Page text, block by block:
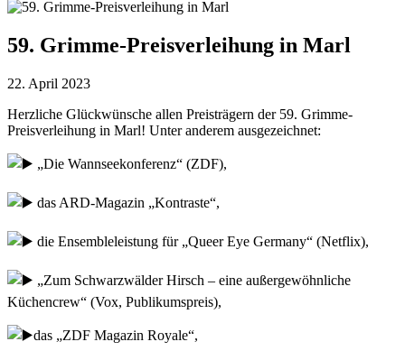
59. Grimme-Preisverleihung in Marl
22. April 2023
Herzliche Glückwünsche allen Preisträgern der 59. Grimme-
Preisverleihung in Marl! Unter anderem ausgezeichnet:
„Die Wannseekonferenz“ (ZDF),
das ARD-Magazin „Kontraste“,
die Ensembleleistung für „Queer Eye Germany“ (Netflix),
„Zum Schwarzwälder Hirsch – eine außergewöhnliche
Küchencrew“ (Vox, Publikumspreis),
das „ZDF Magazin Royale“,